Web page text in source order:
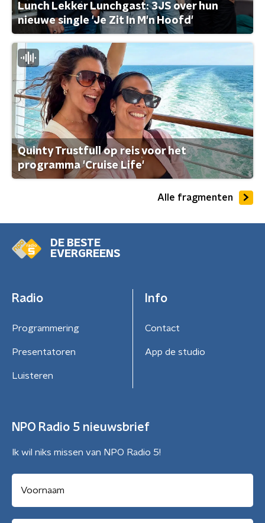
Lunch Lekker Lunchgast: 3JS over hun
nieuwe single 'Je Zit In M'n Hoofd'
Quinty Trustfull op reis voor het
programma 'Cruise Life'
Alle fragmenten
DE BESTE
EVERGREENS
Radio
Programmering
Presentatoren
Luisteren
Info
Contact
App de studio
NPO Radio 5 nieuwsbrief
Ik wil niks missen van NPO Radio 5!